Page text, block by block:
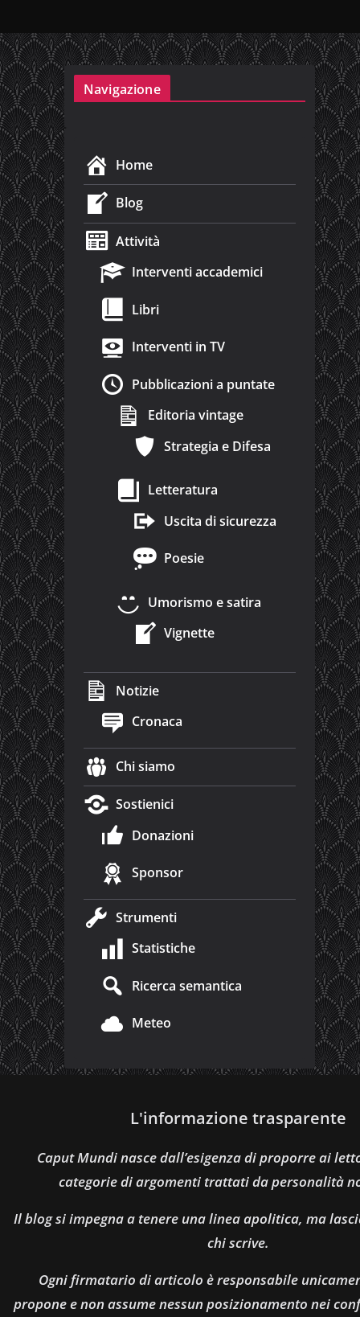
Navigazione
Home
Blog
Attività
Interventi accademici
Libri
Interventi in TV
Pubblicazioni a puntate
Editoria vintage
Strategia e Difesa
Letteratura
Uscita di sicurezza
Poesie
Umorismo e satira
Vignette
Notizie
Cronaca
Chi siamo
Sostienici
Donazioni
Sponsor
Strumenti
Statistiche
Ricerca semantica
Meteo
L'informazione trasparente
Caput Mundi nasce dall’esigenza di proporre ai
categorie di argomenti trattati da personalità
Il blog si impegna a tenere una linea apolitica, ma
chi scrive.
Ogni firmatario di articolo è responsabile
propone e non assume nessun posizionamento nei